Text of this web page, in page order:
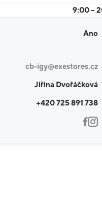
9:00 –
Ano
cb-igy@exestores.cz
Jiřina Dvořáčková
+420 725 891 738